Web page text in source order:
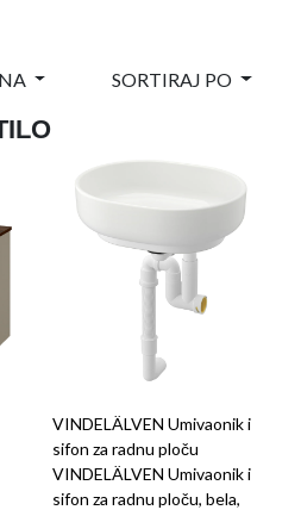
SORTIRAJ PO
VINDELÄLVEN Umivaonik i
sifon za radnu ploču
VINDELÄLVEN Umivaonik i
sifon za radnu ploču, bela,